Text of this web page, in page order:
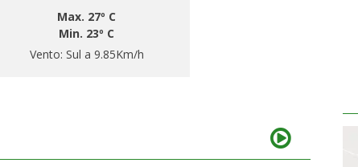
Max. 27º C
Min. 23º C
Vento: Sul a 9.85Km/h